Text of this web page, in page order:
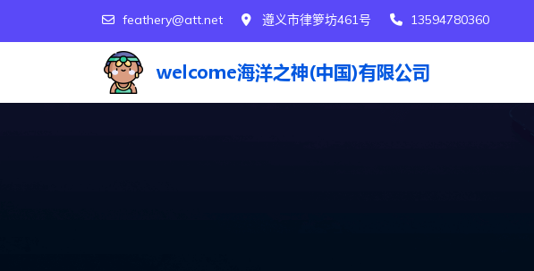
feathery@att.net 遵义市律箩坊461号 13594780360